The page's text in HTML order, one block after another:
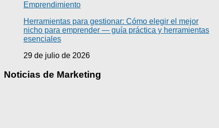
Emprendimiento
Herramientas para gestionar: Cómo elegir el mejor
nicho para emprender — guía práctica y herramientas
esenciales
29 de julio de 2026
Noticias de Marketing